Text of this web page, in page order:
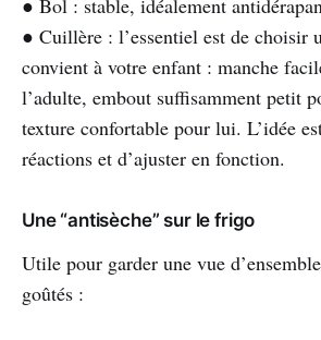
● Bol : stable, idéalement
● Cuillère : l’essentiel est de choisir
convient à votre enfant : manche
l’adulte, embout suffisamment petit
texture confortable pour lui. L’idée
réactions et d’ajuster en fonction.
Une “antisèche” sur le frigo
Utile pour garder une vue
goûtés :